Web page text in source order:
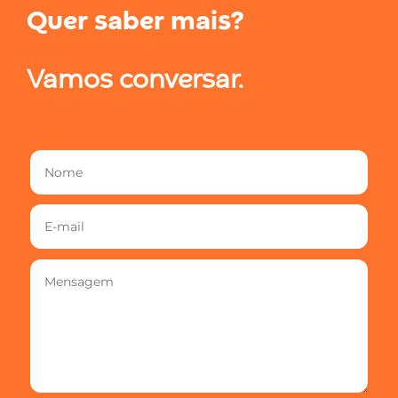
Quer saber mais?
Vamos conversar.